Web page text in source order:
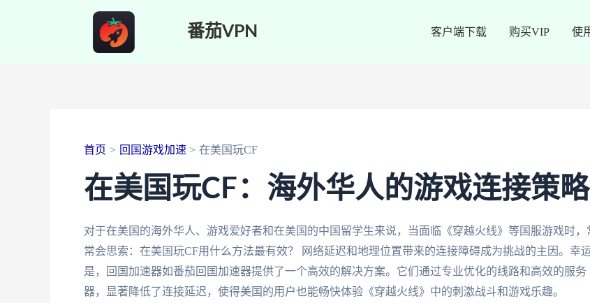
番茄VPN 客户端下载 购买VIP 使
首页 回国游戏加速 在美国玩CF
在美国玩CF：海外华人的游戏连接策略
对于在美国的海外华人、游戏爱好者和在美国的中国留学生来说，当面临《穿越火线》等国服游戏时，
常会思索：在美国玩CF用什么方法最有效？ 网络延迟和地理位置带来的连接障碍成为挑战的主因。幸
是，回国加速器如番茄回国加速器提供了一个高效的解决方案。它们通过专业优化的线路和高效的服务
器，显著降低了连接延迟，使得美国的用户也能畅快体验《穿越火线》中的刺激战斗和游戏乐趣。